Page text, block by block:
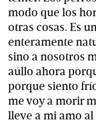
modo que los
otras cosas. Es
enteramente
sino a nosotros
aúllo ahora
porque siento
me voy a morir
lleve a mi amo